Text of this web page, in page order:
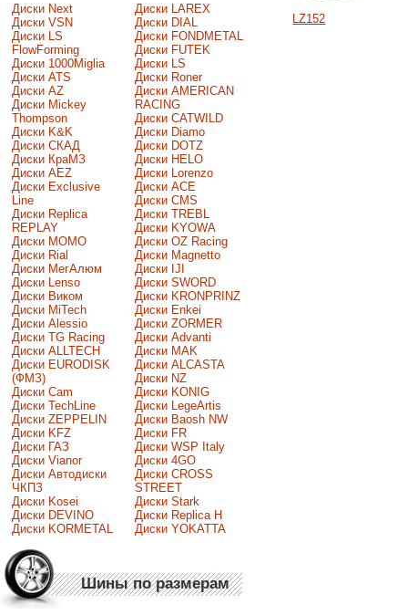
Диски Next
Диски VSN
Диски LS
FlowForming
Диски 1000Miglia
Диски ATS
Диски AZ
Диски Mickey
Thompson
Диски K&K
Диски СКАД
Диски КраМЗ
Диски AEZ
Диски Exclusive
Line
Диски Replica
REPLAY
Диски MOMO
Диски Rial
Диски МегАлюм
Диски Lenso
Диски Виком
Диски MiTech
Диски Alessio
Диски TG Racing
Диски ALLTECH
Диски EURODISK
(ФМЗ)
Диски Cam
Диски TechLine
Диски ZEPPELIN
Диски KFZ
Диски ГАЗ
Диски Vianor
Диски Автодиски
ЧКПЗ
Диски Kosei
Диски DEVINO
Диски KORMETAL
Диски LAREX
Диски DIAL
Диски FONDMETAL
Диски FUTEK
Диски LS
Диски Roner
Диски AMERICAN
RACING
Диски CATWILD
Диски Diamo
Диски DOTZ
Диски HELO
Диски Lorenzo
Диски ACE
Диски CMS
Диски TREBL
Диски KYOWA
Диски OZ Racing
Диски Magnetto
Диски IJI
Диски SWORD
Диски KRONPRINZ
Диски Enkei
Диски ZORMER
Диски Advanti
Диски MAK
Диски ALCASTA
Диски NZ
Диски KONIG
Диски LegeArtis
Диски Baosh NW
Диски FR
Диски WSP Italy
Диски 4GO
Диски CROSS
STREET
Диски Stark
Диски Replica H
Диски YOKATTA
Шины по размерам
LZ152